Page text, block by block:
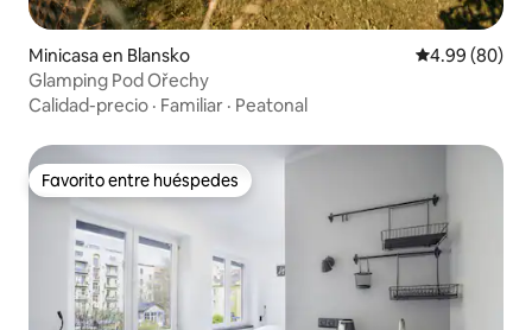
Minicasa en Blansko Calificación
4.99 (80)
Glamping Pod Ořechy
Calidad-precio · Familiar · Peatonal
Favorito entre huéspedes
Favorito entre huéspedes